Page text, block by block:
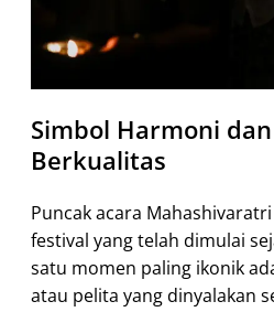
Simbol Harmoni
Berkualitas
Puncak acara
festival yang telah dimulai
satu momen paling ikonik
atau pelita yang dinyalakan